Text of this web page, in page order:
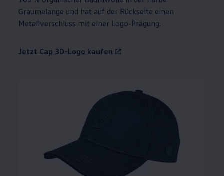
Graumelange und hat auf der Rückseite einen
Metallverschluss mit einer Logo-Prägung.
Jetzt Cap 3D-Logo kaufen